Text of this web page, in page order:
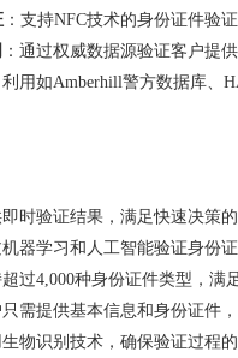
：支持NFC技术的身份证件验证
：通过权威数据源验证客户提
利用如Amberhill警方数据库、
即时验证结果，满足快速决策的
机器学习和人工智能验证身份
超过4,000种身份证件类型，
只需提供基本信息和身份证件
生物识别技术，确保验证过程